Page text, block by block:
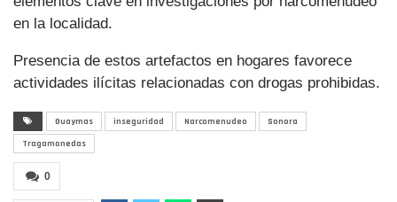
en la localidad.
Presencia de estos artefactos en hogares favorece
actividades ilícitas relacionadas con drogas prohibidas.
Guaymas inseguridad Narcomenudeo Sonora
Tragamonedas
0